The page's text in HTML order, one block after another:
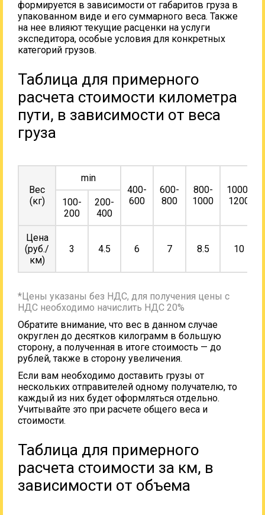
формируется в зависимости от габаритов груза в
упакованном виде и его суммарного веса. Также
на нее влияют текущие расценки на услуги
экспедитора, особые условия для конкретных
категорий грузов.
Таблица для примерного
расчета стоимости километра
пути, в зависимости от веса
груза
Вес
(кг)
min
400-
600
600-
800
800-
1000
1000-
1200
100-
200
200-
400
Цена
(руб./
км)
3 4.5 6 7 8.5 10
*Цены указаны без НДС, для получения цены с
НДС необходимо начислить НДС 20%
Обратите внимание, что вес в данном случае
округлен до десятков килограмм в большую
сторону, а полученная в итоге стоимость — до
рублей, также в сторону увеличения.
Если вам необходимо доставить грузы от
нескольких отправителей одному получателю, то
каждый из них будет оформляться отдельно.
Учитывайте это при расчете общего веса и
стоимости.
Таблица для примерного
расчета стоимости за км, в
зависимости от объема